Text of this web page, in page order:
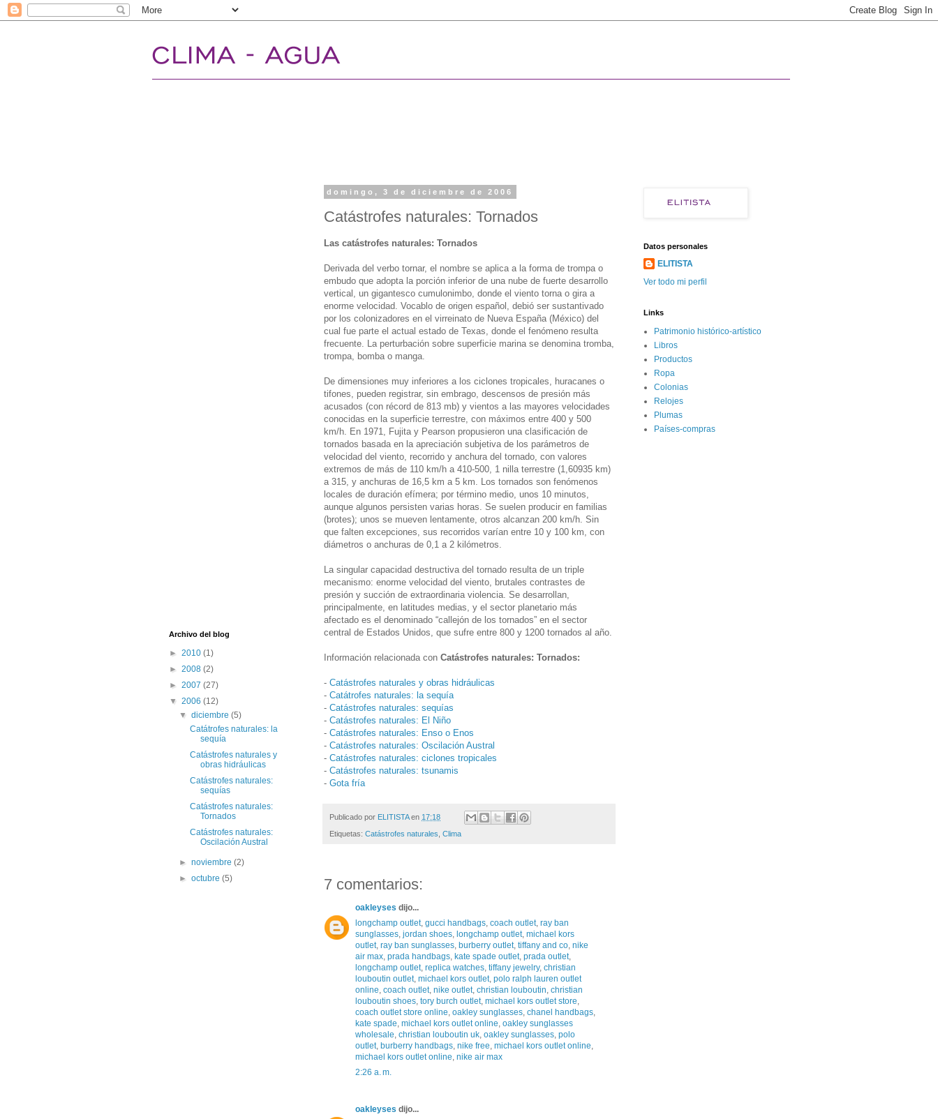
domingo, 3 de diciembre de 2006
Catástrofes naturales: Tornados
Las catástrofes naturales: Tornados
Derivada del verbo tornar, el nombre se aplica a la forma de trompa o
embudo que adopta la porción inferior de una nube de fuerte desarrollo
vertical, un gigantesco cumulonimbo, donde el viento torna o gira a
enorme velocidad. Vocablo de origen español, debió ser sustantivado
por los colonizadores en el virreinato de Nueva España (México) del
cual fue parte el actual estado de Texas, donde el fenómeno resulta
frecuente. La perturbación sobre superficie marina se denomina tromba,
trompa, bomba o manga.
De dimensiones muy inferiores a los ciclones tropicales, huracanes o
tifones, pueden registrar, sin embrago, descensos de presión más
acusados (con récord de 813 mb) y vientos a las mayores velocidades
conocidas en la superficie terrestre, con máximos entre 400 y 500
km/h. En 1971, Fujita y Pearson propusieron una clasificación de
tornados basada en la apreciación subjetiva de los parámetros de
velocidad del viento, recorrido y anchura del tornado, con valores
extremos de más de 110 km/h a 410-500, 1 nilla terrestre (1,60935 km)
a 315, y anchuras de 16,5 km a 5 km. Los tornados son fenómenos
locales de duración efímera; por término medio, unos 10 minutos,
aunque algunos persisten varias horas. Se suelen producir en familias
(brotes); unos se mueven lentamente, otros alcanzan 200 km/h. Sin
que falten excepciones, sus recorridos varían entre 10 y 100 km, con
diámetros o anchuras de 0,1 a 2 kilómetros.
La singular capacidad destructiva del tornado resulta de un triple
mecanismo: enorme velocidad del viento, brutales contrastes de
presión y succión de extraordinaria violencia. Se desarrollan,
principalmente, en latitudes medias, y el sector planetario más
afectado es el denominado “callejón de los tornados” en el sector
central de Estados Unidos, que sufre entre 800 y 1200 tornados al año.
Información relacionada con Catástrofes naturales: Tornados:
- Catástrofes naturales y obras hidráulicas
- Catátrofes naturales: la sequía
- Catástrofes naturales: sequías
- Catástrofes naturales: El Niño
- Catástrofes naturales: Enso o Enos
- Catástrofes naturales: Oscilación Austral
- Catástrofes naturales: ciclones tropicales
- Catástrofes naturales: tsunamis
- Gota fría
Publicado por ELITISTA en 17:18
Etiquetas: Catástrofes naturales Clima
7 comentarios:
oakleyses dijo...
longchamp outlet, gucci handbags, coach outlet, ray ban
sunglasses, jordan shoes, longchamp outlet, michael kors
outlet, ray ban sunglasses, burberry outlet, tiffany and co, nike
air max, prada handbags, kate spade outlet, prada outlet,
longchamp outlet, replica watches, tiffany jewelry, christian
louboutin outlet, michael kors outlet, polo ralph lauren outlet
online, coach outlet, nike outlet, christian louboutin, christian
louboutin shoes, tory burch outlet, michael kors outlet store,
coach outlet store online, oakley sunglasses, chanel handbags,
kate spade, michael kors outlet online, oakley sunglasses
wholesale, christian louboutin uk, oakley sunglasses, polo
outlet, burberry handbags, nike free, michael kors outlet online,
michael kors outlet online, nike air max
2:26 a. m.
oakleyses dijo...
Archivo del blog
► 2010 (1)
► 2008 (2)
► 2007 (27)
▼ 2006 (12)
▼diciembre(5)
Catátrofes naturales: la
sequía
Catástrofes naturales y
obras hidráulicas
Catástrofes naturales:
sequías
Catástrofes naturales:
Tornados
Catástrofes naturales:
Oscilación Austral
►noviembre(2)
►octubre(5)
Datos personales
ELITISTA
Ver todo mi perfil
Links
Patrimonio histórico-artístico
Libros
Productos
Ropa
Colonias
Relojes
Plumas
Países-compras